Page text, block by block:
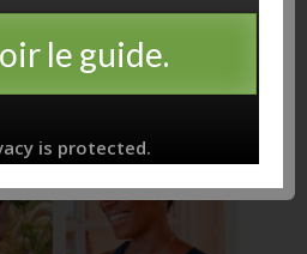
le guide.
is protected.